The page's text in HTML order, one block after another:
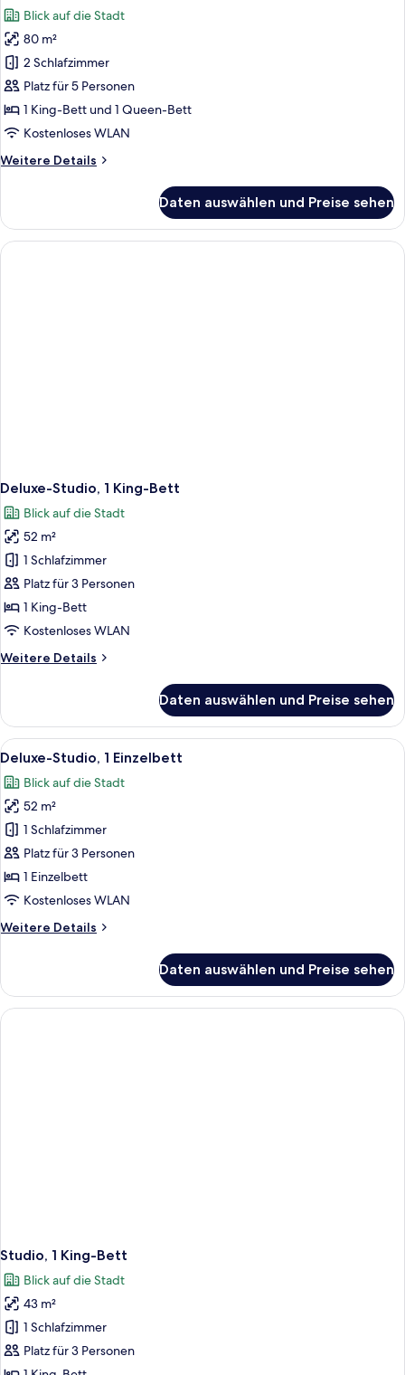
Blick auf die Stadt
80 m²
2 Schlafzimmer
Platz für 5 Personen
1 King-Bett und 1 Queen-Bett
Kostenloses WLAN
Weitere Details
Weitere
2 Schlafzimmer
Daten auswählen und Preise sehen
Deluxe-Studio, 1 King-Bett
Blick auf die Stadt
52 m²
1 Schlafzimmer
Platz für 3 Personen
1 King-Bett
Kostenloses WLAN
Weitere Details
Weitere
Studio,
1 King-
Bett
Daten auswählen und Preise sehen
Alle
Fotos
für
Deluxe-
Studio,
1 Einzelbett
anzeigen
Eine moderne Küche mit
3
Deluxe-Studio, 1 Einzelbett
Blick auf die Stadt
52 m²
1 Schlafzimmer
Platz für 3 Personen
1 Einzelbett
Kostenloses WLAN
Weitere Details
Weitere
Studio,
1 Einzelbett
Daten auswählen und Preise sehen
Studio, 1 King-Bett
Blick auf die Stadt
43 m²
1 Schlafzimmer
Platz für 3 Personen